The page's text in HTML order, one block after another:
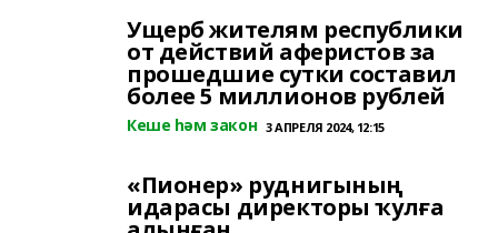
Ущерб жителям республики
от действий аферистов за
прошедшие сутки составил
более 5 миллионов рублей
Кеше һәм закон 3 АПРЕЛЯ 2024, 12:15
«Пионер» руднигының
идарасы директоры ҡулға